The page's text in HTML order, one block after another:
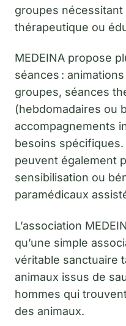
groupes
thérapeutique ou
MEDEINA propose
séances :
groupes, séances
(hebdomadaires ou
accompagnements
besoins
peuvent également
sensibilisation ou
paramédicaux
L’association
qu’une simple
véritable sanctuaire
animaux issus de
hommes qui
des animaux.